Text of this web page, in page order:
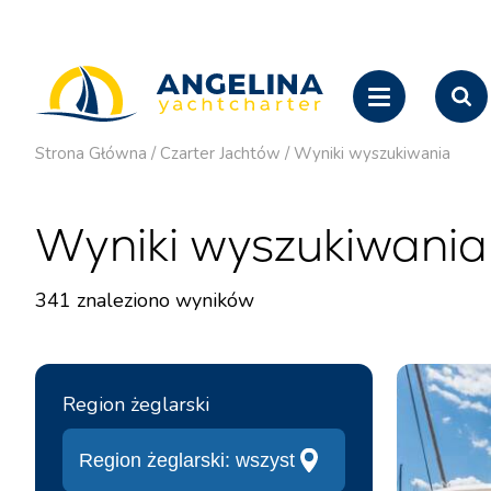
Strona Główna / Czarter Jachtów / Wyniki wyszukiwania
Wyniki wyszukiwania
341 znaleziono wyników
Region żeglarski